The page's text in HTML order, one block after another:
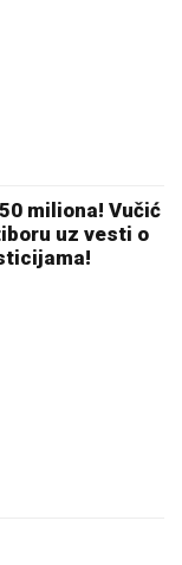
miliona! Vučić
uz vesti o